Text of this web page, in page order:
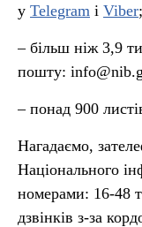
у Telegram і Viber;
– більш ніж 3,9
пошту:
– понад 900
Нагадаємо,
Національного
номерами: 16-48
дзвінків з-за